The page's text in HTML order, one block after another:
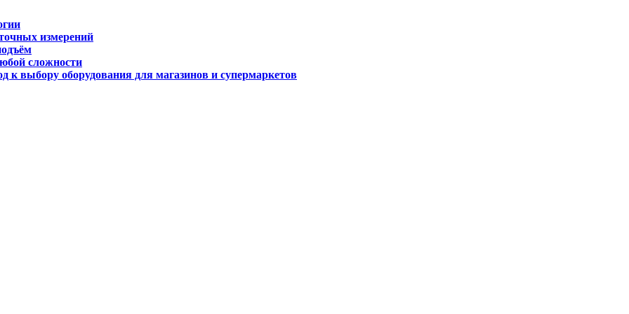
измерений
сложности
выбору оборудования для магазинов и супермаркетов